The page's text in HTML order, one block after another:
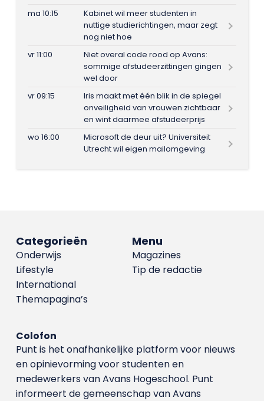
ma 10:15
Kabinet wil meer studenten in
nuttige studierichtingen, maar zegt
nog niet hoe
vr 11:00
Niet overal code rood op Avans:
sommige afstudeerzittingen gingen
wel door
vr 09:15
Iris maakt met één blik in de spiegel
onveiligheid van vrouwen zichtbaar
en wint daarmee afstudeerprijs
wo 16:00
Microsoft de deur uit? Universiteit
Utrecht wil eigen mailomgeving
Menu
Magazines
Tip de redactie
Categorieën
Onderwijs
Lifestyle
International
Themapagina’s
Colofon
Punt is het onafhankelijke platform voor nieuws
en opinievorming voor studenten en
medewerkers van Avans Hoge­school. Punt
informeert de gemeenschap van Avans